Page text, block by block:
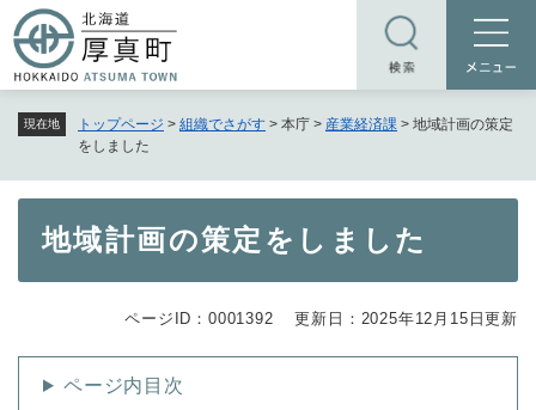
ー
ジ
で
現在地 トップページ > 組織でさがす > 本庁 > 産業経済課 > 地域計画の策定
をしました
地域計画の策定をしました
ページID：0001392 更新日：2025年12月15日更新
ページ内目次